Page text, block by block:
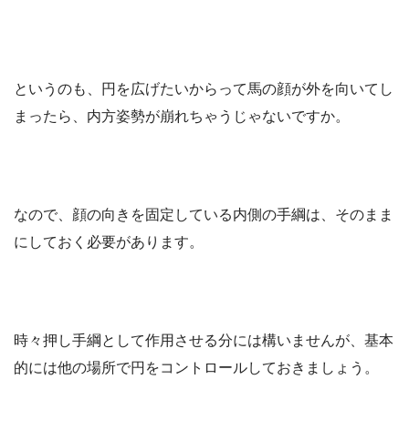
というのも、円を広げたいからって馬の顔が外を向いてし
まったら、内方姿勢が崩れちゃうじゃないですか。
なので、顔の向きを固定している内側の手綱は、そのまま
にしておく必要があります。
時々押し手綱として作用させる分には構いませんが、基本
的には他の場所で円をコントロールしておきましょう。